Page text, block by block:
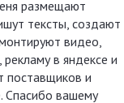
размещают
тексты, создают
видео,
в яндексе и
поставщиков и
Спасибо вашему